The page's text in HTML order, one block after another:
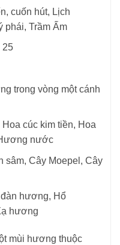
cuốn hút, Lịch
phái, Trầm Ấm
25
trong vòng một cánh
cúc kim tiền, Hoa
nước
sâm, Cây Moepel, Cây
hương, Hổ
hương
mùi hương thuộc